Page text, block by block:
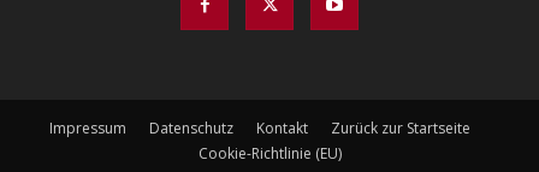
Impressum Datenschutz Kontakt
Zurück zur Startseite
Cookie-Richtlinie (EU)